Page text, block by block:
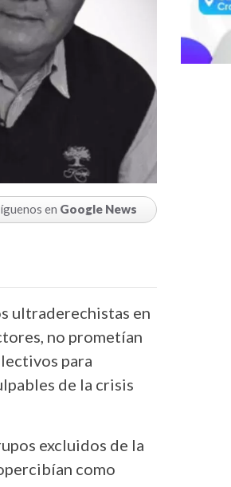
en Google News
ultraderechistas en
no prometían
para
de la crisis
excluidos de la
como